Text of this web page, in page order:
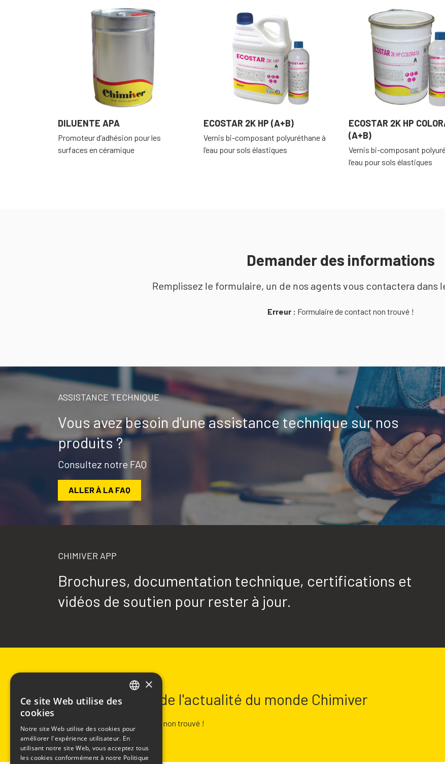
DILUENTE APA
Promoteur d’adhésion pour les
surfaces en céramique
ECOSTAR 2K HP (A+B)
Vernis bi-composant polyuréthane à
l’eau pour sols élastiques
ECOSTAR 2K HP
(A+B)
Vernis bi-composant
l’eau pour sols élastiques
Demander des informations
Remplissez le formulaire, un de nos agents vous contactera dans
Erreur : Formulaire de contact non trouvé !
ASSISTANCE TECHNIQUE
Vous avez besoin d'une assistance technique sur nos
produits ?
Consultez notre FAQ
ALLER À LA FAQ
CHIMIVER APP
Brochures, documentation technique, certifications et
vidéos de soutien pour rester à jour.
Restez informé de l'actualité du monde Chimiver
Formulaire de contact non trouvé !
SPANISH
×
Ce site Web utilise des
cookies
Notre site Web utilise des cookies pour
améliorer l'expérience utilisateur. En
utilisant notre site Web, vous acceptez tous
les cookies conformément à notre Politique